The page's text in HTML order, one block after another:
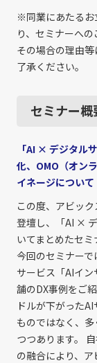
※同業にあたるお
り、セミナーへ
その場合の理由
了承ください。
セミナー概
「AI × デジタル
化、OMO（オン
イネージについて
この度、アビッ
登壇し、「AI ×
いてまとめたセミ
今回のセミナー
サービス「AIイ
舗のDX事例をご
ドルが下がった
ものではなく、
つつあります。
の融合により、